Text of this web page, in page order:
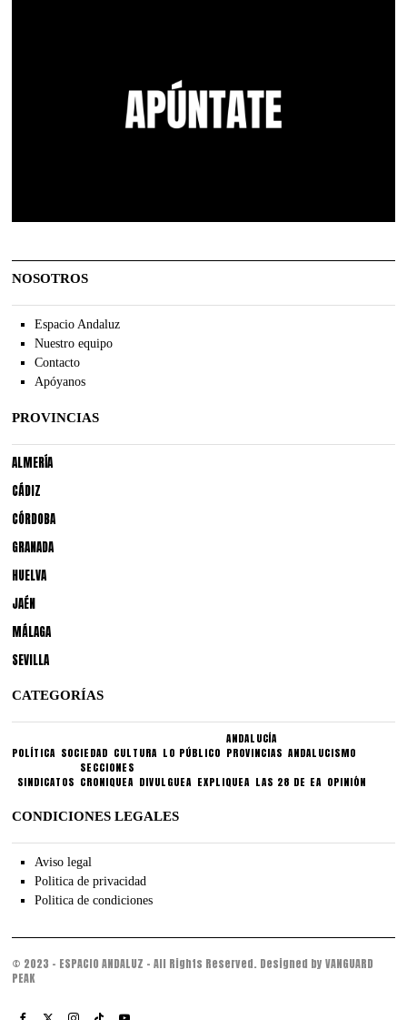
NOSOTROS
Espacio Andaluz
Nuestro equipo
Contacto
Apóyanos
PROVINCIAS
ALMERÍA
CÁDIZ
CÓRDOBA
GRANADA
HUELVA
JAÉN
MÁLAGA
SEVILLA
CATEGORÍAS
POLÍTICA SOCIEDAD CULTURA LO PÚBLICO
ANDALUCÍA
PROVINCIAS ANDALUCISMO
SINDICATOS
SECCIONES
CRONIQUEA DIVULGUEA EXPLIQUEA LAS 28 DE EA OPINIÓN
CONDICIONES LEGALES
Aviso legal
Politica de privacidad
Politica de condiciones
© 2023 - ESPACIO ANDALUZ - All Rights Reserved. Designed by VANGUARD
PEAK